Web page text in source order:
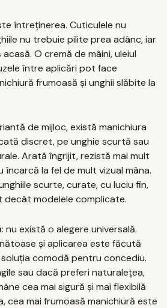
întreținerea. Cuticulele nu
nu trebuie pilite prea adânc, iar
O cremă de mâini, uleiul
între aplicări pot face
frumoasă și unghii slăbite la
de mijloc, există manichiura
discret, pe unghie scurtă sau
Arată îngrijit, rezistă mai mult
încarcă la fel de mult vizual mâna.
scurte, curate, cu luciu fin,
modelele complicate.
nu există o alegere universală.
și aplicarea este făcută
comodă pentru concediu.
sau dacă preferi naturalețea,
cea mai sigură și mai flexibilă
cea mai frumoasă manichiură este